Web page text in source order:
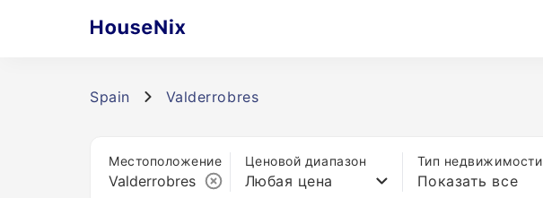
Spain Valderrobres
Местоположение Ценовой диапазон
Любая цена
Тип недвижимости
Показать все